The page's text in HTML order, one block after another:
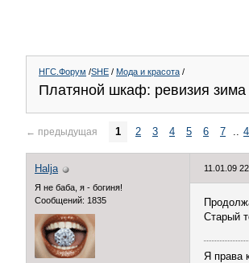
НГС.Форум /SHE / Мода и красота /
Платяной шкаф: ревизия зима
← предыдущая 1 2 3 4 5 6 7 ..
Halja
Я не баба, я - богиня!
Сообщений: 1835
11.01.09
Старый
Я права